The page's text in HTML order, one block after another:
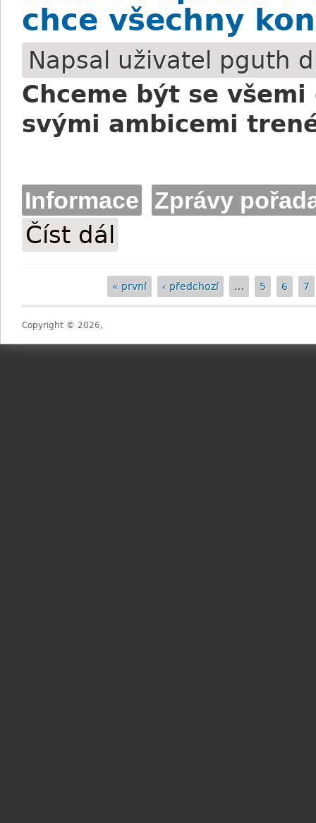
chce všechny
Napsal uživatel pguth
Chceme být se
svými ambicemi
Informace Zprávy
Číst dál
« první ‹ předchozí … 5 6 7
Copyright © 2026,